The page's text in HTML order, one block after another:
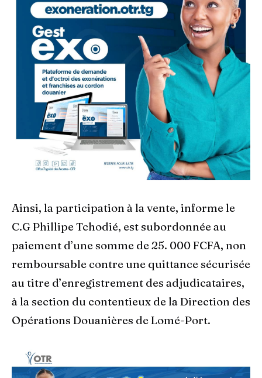
Ainsi, la participation à la vente, informe le
C.G Phillipe Tchodié, est subordonnée au
paiement d’une somme de 25. 000 FCFA, non
remboursable contre une quittance sécurisée
au titre d’enregistrement des adjudicataires,
à la section du contentieux de la Direction des
Opérations Douanières de Lomé-Port.